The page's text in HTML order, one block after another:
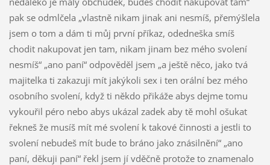
pak se odmlčela „vlastně nikam jinak ani nesmíš, přemýšlela
jsem o tom a dám ti můj první příkaz, odedneška smíš
chodit nakupovat jen tam, nikam jinam bez mého svolení
nesmíš“ „ano paní“ odpověděl jsem „a ještě něco, jako tvá
majitelka ti zakazuji mít jakýkoli sex i ten orální bez mého
osobního svolení, když ti někdo přikáže abys dejme tomu
vykouřil péro nebo abys ukázal zadek aby tě mohl ošukat
řekneš že musíš mít mé svolení k takové činnosti a jestli to
svolení nebudeš mít bude to bráno jako znásilnění“ „ano
paní, děkuji paní“ řekl jsem jí vděčně protože to znamenalo